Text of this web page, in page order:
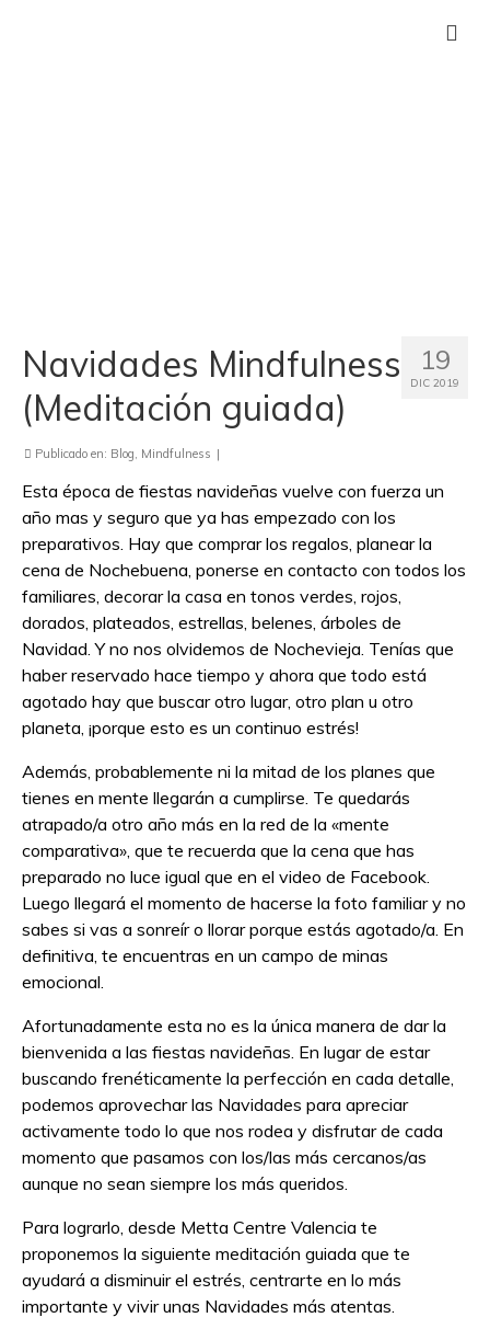
19
DIC 2019
Navidades Mindfulness
(Meditación guiada)
Publicado en: Blog, Mindfulness |
Esta época de fiestas navideñas vuelve con fuerza un
año mas y seguro que ya has empezado con los
preparativos. Hay que comprar los regalos, planear la
cena de Nochebuena, ponerse en contacto con todos los
familiares, decorar la casa en tonos verdes, rojos,
dorados, plateados, estrellas, belenes, árboles de
Navidad. Y no nos olvidemos de Nochevieja. Tenías que
haber reservado hace tiempo y ahora que todo está
agotado hay que buscar otro lugar, otro plan u otro
planeta, ¡porque esto es un continuo estrés!
Además, probablemente ni la mitad de los planes que
tienes en mente llegarán a cumplirse. Te quedarás
atrapado/a otro año más en la red de la «mente
comparativa», que te recuerda que la cena que has
preparado no luce igual que en el video de Facebook.
Luego llegará el momento de hacerse la foto familiar y no
sabes si vas a sonreír o llorar porque estás agotado/a. En
definitiva, te encuentras en un campo de minas
emocional.
Afortunadamente esta no es la única manera de dar la
bienvenida a las fiestas navideñas. En lugar de estar
buscando frenéticamente la perfección en cada detalle,
podemos aprovechar las Navidades para apreciar
activamente todo lo que nos rodea y disfrutar de cada
momento que pasamos con los/las más cercanos/as
aunque no sean siempre los más queridos.
Para lograrlo, desde Metta Centre Valencia te
proponemos la siguiente meditación guiada que te
ayudará a disminuir el estrés, centrarte en lo más
importante y vivir unas Navidades más atentas.